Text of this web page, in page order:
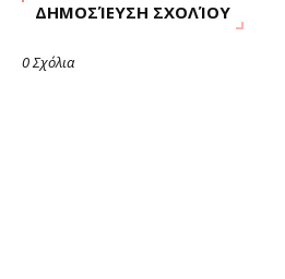
ΔΗΜΟΣΊΕΥΣΗ ΣΧΟΛΊΟΥ
0 Σχόλια